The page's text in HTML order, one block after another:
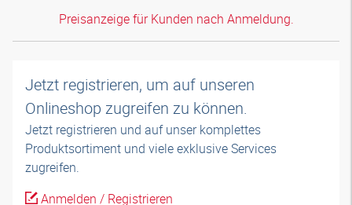
Preisanzeige für Kunden nach Anmeldung.
Jetzt registrieren, um auf unseren
Onlineshop zugreifen zu können.
Jetzt registrieren und auf unser komplettes
Produktsortiment und viele exklusive Services
zugreifen.
Anmelden / Registrieren